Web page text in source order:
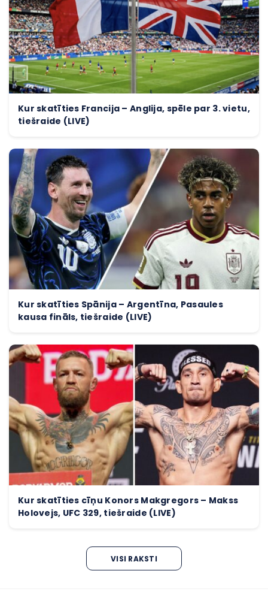
Kur skatīties Francija – Anglija, spēle par 3. vietu,
tiešraide (LIVE)
Kur skatīties Spānija – Argentīna, Pasaules
kausa fināls, tiešraide (LIVE)
Kur skatīties cīņu Konors Makgregors – Makss
Holovejs, UFC 329, tiešraide (LIVE)
VISI RAKSTI